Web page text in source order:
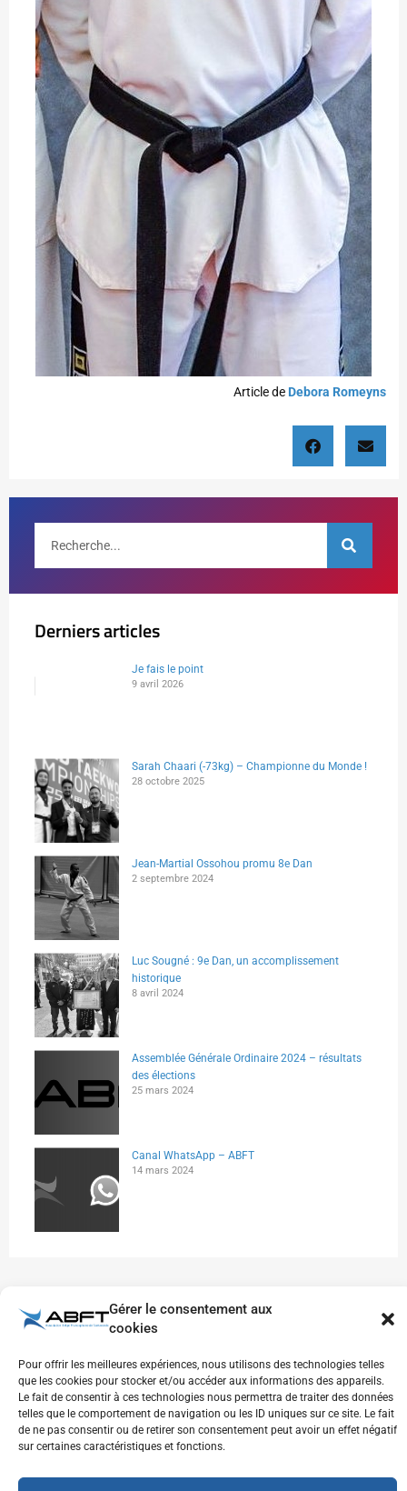
Gérer le consentement aux
cookies
Pour offrir les meilleures expériences, nous utilisons des technologies telles
que les cookies pour stocker et/ou accéder aux informations des appareils.
Le fait de consentir à ces technologies nous permettra de traiter des données
telles que le comportement de navigation ou les ID uniques sur ce site. Le fait
de ne pas consentir ou de retirer son consentement peut avoir un effet négatif
sur certaines caractéristiques et fonctions.
Article de Debora Romeyns
Derniers articles
Je fais le point
9 avril 2026
Sarah Chaari (-73kg) – Championne du Monde !
28 octobre 2025
Jean-Martial Ossohou promu 8e Dan
2 septembre 2024
Luc Sougné : 9e Dan, un accomplissement
historique
8 avril 2024
Assemblée Générale Ordinaire 2024 – résultats
des élections
25 mars 2024
Canal WhatsApp – ABFT
14 mars 2024
Inscrivez-vous à notre newsletter pour recevoir
les dernières actualités et mises à jour
directement dans votre boîte de réception.